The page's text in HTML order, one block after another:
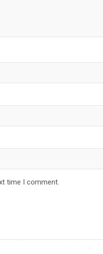
time I comment.